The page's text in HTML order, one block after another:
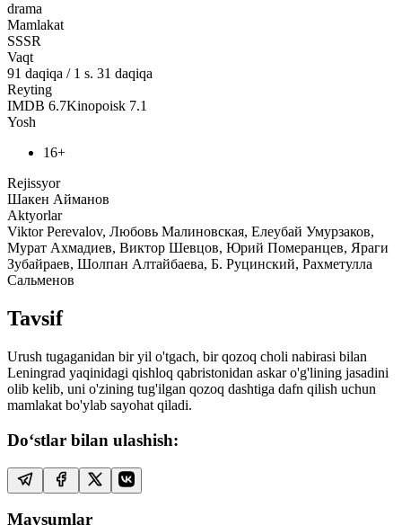
drama
Mamlakat
SSSR
Vaqt
91 daqiqa / 1 s. 31 daqiqa
Reyting
IMDB 6.7Kinopoisk 7.1
Yosh
16+
Rejissyor
Шакен Айманов
Aktyorlar
Viktor Perevalov, Любовь Малиновская, Елеубай Умурзаков,
Мурат Ахмадиев, Виктор Шевцов, Юрий Померанцев, Яраги
Зубайраев, Шолпан Алтайбаева, Б. Руцинский, Рахметулла
Сальменов
Tavsif
Urush tugaganidan bir yil o'tgach, bir qozoq choli nabirasi bilan
Leningrad yaqinidagi qishloq qabristonidan askar o'g'lining jasadini
olib kelib, uni o'zining tug'ilgan qozoq dashtiga dafn qilish uchun
mamlakat bo'ylab sayohat qiladi.
Do‘stlar bilan ulashish:
Mavsumlar